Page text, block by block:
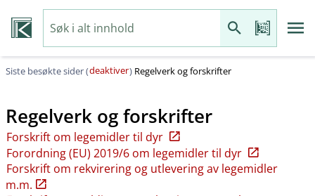
Siste besøkte sider (deaktiver) Regelverk og forskrifter
Regelverk og forskrifter
Forskrift om legemidler til dyr
Forordning (EU) 2019/6 om legemidler til dyr
Forskrift om rekvirering og utlevering av legemidler
m.m.